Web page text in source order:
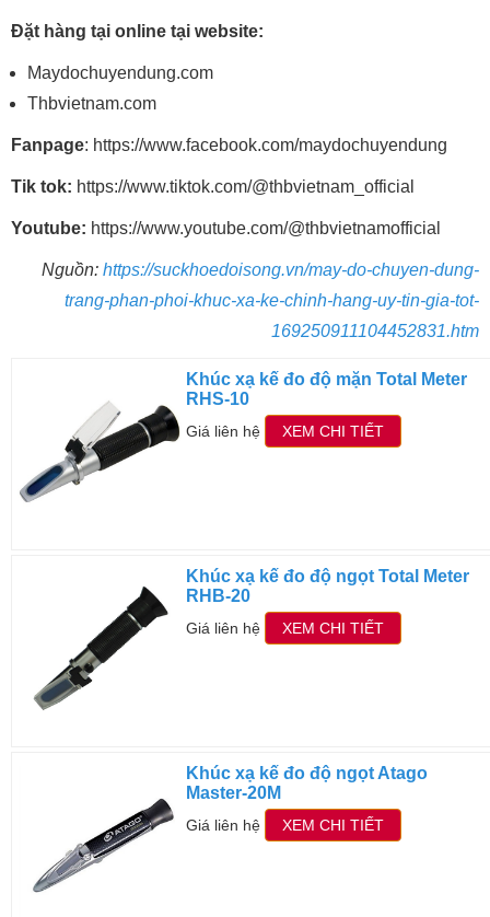
Đặt hàng tại online tại website:
Maydochuyendung.com
Thbvietnam.com
Fanpage: https://www.facebook.com/maydochuyendung
Tik tok: https://www.tiktok.com/@thbvietnam_official
Youtube: https://www.youtube.com/@thbvietnamofficial
Nguồn: https://suckhoedoisong.vn/may-do-chuyen-dung-
trang-phan-phoi-khuc-xa-ke-chinh-hang-uy-tin-gia-tot-
169250911104452831.htm
Khúc xạ kế đo độ mặn Total Meter
RHS-10
Giá liên hệ XEM CHI TIẾT
Khúc xạ kế đo độ ngọt Total Meter
RHB-20
Giá liên hệ XEM CHI TIẾT
Khúc xạ kế đo độ ngọt Atago
Master-20M
Giá liên hệ XEM CHI TIẾT